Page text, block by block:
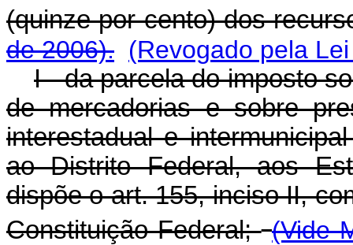
(quinze por cento) dos
de 2006). (Revogado pela
I - da parcela do imposto
de mercadorias e sobre
interestadual e
ao Distrito Federal, aos
dispõe o art. 155, inciso II,
Constituição Federal; (Vide